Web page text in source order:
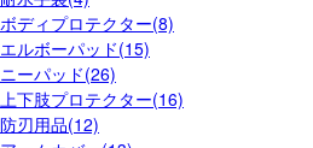
ボディプロテクター(8)
エルボーパッド(15)
ニーパッド(26)
上下肢プロテクター(16)
防刃用品(12)